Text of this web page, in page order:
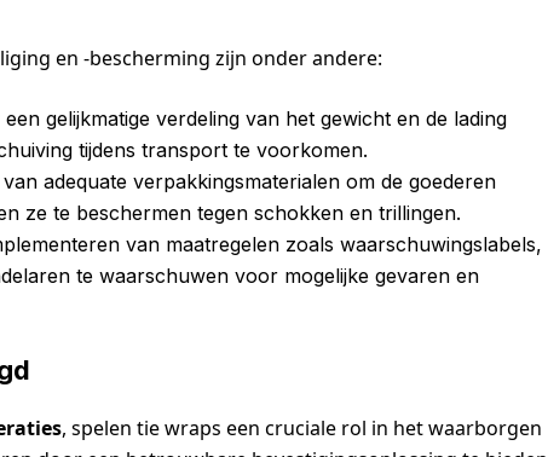
en -bescherming zijn onder andere:
gelijkmatige verdeling van het gewicht en de lading
tijdens transport te voorkomen.
adequate verpakkingsmaterialen om de goederen
ze te beschermen tegen schokken en trillingen.
van maatregelen zoals waarschuwingslabels,
te waarschuwen voor mogelijke gevaren en
, spelen tie wraps een cruciale rol in het waarborgen